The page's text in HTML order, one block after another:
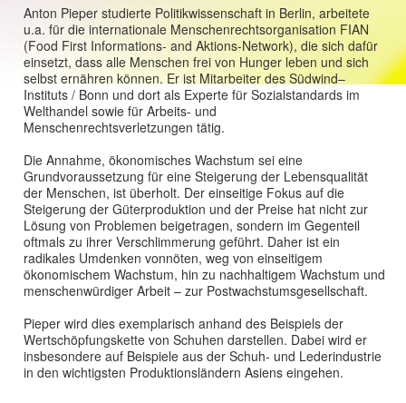
Archiv
Impressum
Anton Pieper studierte Politikwissenschaft in Berlin, arbeitete
u.a. für die internationale Menschenrechtsorganisation FIAN
(Food First Informations- and Aktions-Network), die sich dafür
einsetzt, dass alle Menschen frei von Hunger leben und sich
selbst ernähren können. Er ist Mitarbeiter des Südwind–
Instituts / Bonn und dort als Experte für Sozialstandards im
Welthandel sowie für Arbeits- und
Menschenrechtsverletzungen tätig.
Die Annahme, ökonomisches Wachstum sei eine
Grundvoraussetzung für eine Steigerung der Lebensqualität
der Menschen, ist überholt. Der einseitige Fokus auf die
Steigerung der Güterproduktion und der Preise hat nicht zur
Lösung von Problemen beigetragen, sondern im Gegenteil
oftmals zu ihrer Verschlimmerung geführt. Daher ist ein
radikales Umdenken vonnöten, weg von einseitigem
ökonomischem Wachstum, hin zu nachhaltigem Wachstum und
menschenwürdiger Arbeit – zur Postwachstumsgesellschaft.
Pieper wird dies exemplarisch anhand des Beispiels der
Wertschöpfungskette von Schuhen darstellen. Dabei wird er
insbesondere auf Beispiele aus der Schuh- und Lederindustrie
in den wichtigsten Produktionsländern Asiens eingehen.